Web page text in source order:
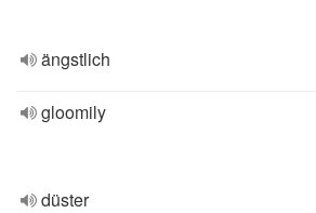
ängstlich
gloomily
düster